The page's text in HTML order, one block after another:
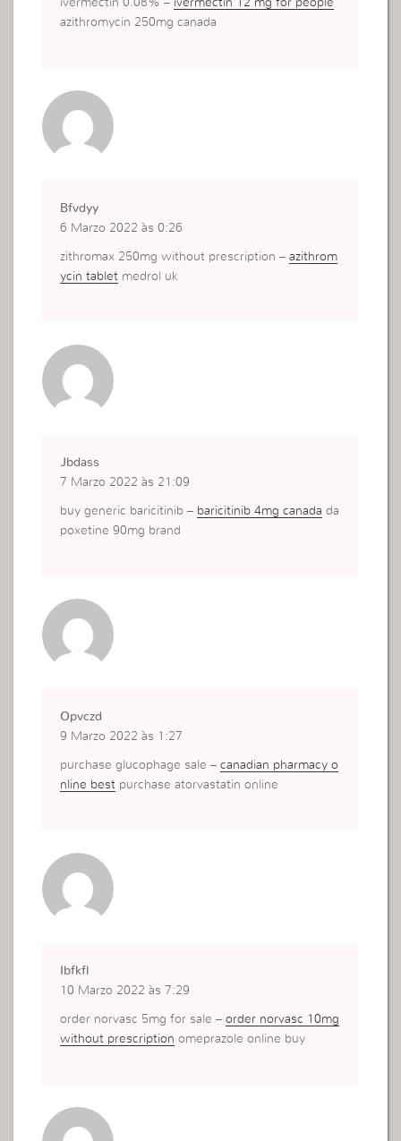
ivermectin 0.08% – ivermectin 12 mg for people
azithromycin 250mg canada
Bfvdyy
6 Marzo 2022 às 0:26
zithromax 250mg without prescription –azithrom
ycin tablet medrol uk
Jbdass
7 Marzo 2022 às 21:09
buy generic baricitinib – baricitinib 4mg canada da
poxetine 90mg brand
Opvczd
9 Marzo 2022 às 1:27
purchase glucophage sale –canadian pharmacy o
nline best purchase atorvastatin online
Ibfkfl
10 Marzo 2022 às 7:29
order norvasc 5mg for sale –order norvasc 10mg
without prescription omeprazole online buy